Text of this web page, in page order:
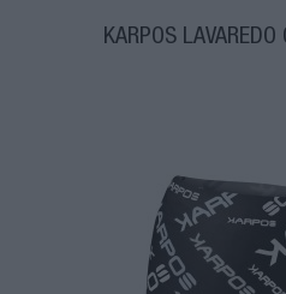
KARPOS LAVAREDO